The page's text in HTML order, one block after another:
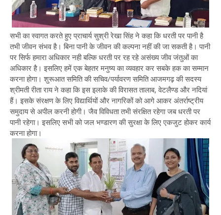
सभी का स्वागत करते हुए प्राचार्य सुश्री रेखा सिंह ने कहा कि धरती पर पानी है
तभी जीवन संभव है। बिना पानी के जीवन की कल्पना नहीं की जा सकती है। पानी
पर सिर्फ हमारा अधिकार नही बल्कि धरती पर रह रहे असंख्य जीव जंतुओं का
अधिकार है। इसलिए हमें एक बेहतर मनुष्य का व्यवहार कर सबके हक का सम्मान
करना होगा।शुरूआत समिति की सचिव/पर्यावरण समिति आजमगढ़ की सदस्य
श्रीमती रीता राय ने कहा कि इस इलाके की विरासत तालाब, वेटलैण्ड और नदियां
हैं। इसके संरक्षण के लिए विद्यार्थियों और नागरिकों को आगे आकर अंतर्राष्ट्रीय
समुदाय से अपील करनी होगी। जैव विविधता तभी संरक्षित रहेगा जब धरती पर
पानी रहेगा। इसलिए सभी को जल भण्डारण की सुरक्षा के लिए एकजुट होकर कार्य
करना होगा।